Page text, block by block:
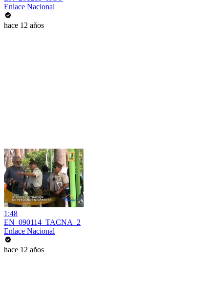
Enlace Nacional
hace 12 años
1:48
EN_090114_TACNA_2
Enlace Nacional
hace 12 años